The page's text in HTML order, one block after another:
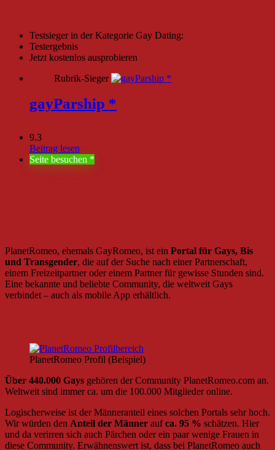
Testsieger in der Kategorie Gay Dating:
Testergebnis
Jetzt kostenlos ausprobieren
Rubrik-Sieger
gayParship
9.3
Beitrag lesen
Seite besuchen
PlanetRomeo, ehemals GayRomeo, ist ein Portal für Gays, Bis
und Transgender, die auf der Suche nach einer Partnerschaft,
einem Freizeitpartner oder einem Partner für gewisse Stunden sind.
Eine bekannte und beliebte Community, die weltweit Gays
verbindet – auch als mobile App erhältlich.
PlanetRomeo Profil (Beispiel)
Über 440.000 Gays gehören der Community PlanetRomeo.com an.
Weltweit sind immer ca. um die 100.000 Mitglieder online.
Logischerweise ist der Männeranteil eines solchen Portals sehr hoch.
Wir würden den Anteil der Männer aufca. 95 % schätzen. Hier
und da verirren sich auch Pärchen oder ein paar wenige Frauen in
diese Community. Erwähnenswert ist, dass bei PlanetRomeo auch